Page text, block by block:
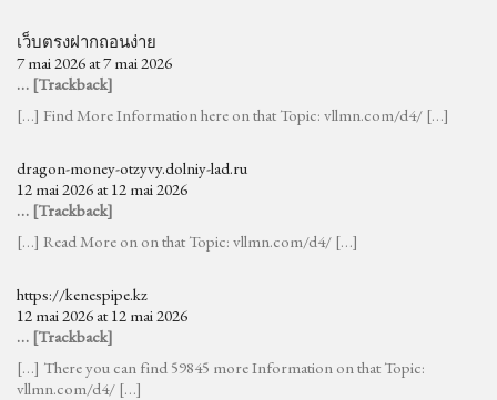
เว็บตรงฝากถอนง่าย
7 mai 2026 at 7 mai 2026
… [Trackback]
[…] Find More Information here on that Topic: vllmn.com/d4/ […]
dragon-money-otzyvy.dolniy-lad.ru
12 mai 2026 at 12 mai 2026
… [Trackback]
[…] Read More on on that Topic: vllmn.com/d4/ […]
https://kenespipe.kz
12 mai 2026 at 12 mai 2026
… [Trackback]
[…] There you can find 59845 more Information on that Topic:
vllmn.com/d4/ […]